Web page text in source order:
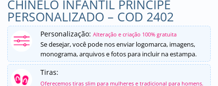
CHINELO INFANTIL PRÍNCIPE
PERSONALIZADO – COD 2402
Personalização: Alteração e criação 100% gratuita
Se desejar, você pode nos enviar logomarca, imagens,
monograma, arquivos e fotos para incluir na estampa.
Tiras:
Oferecemos tiras slim para mulheres e tradicional para homens.